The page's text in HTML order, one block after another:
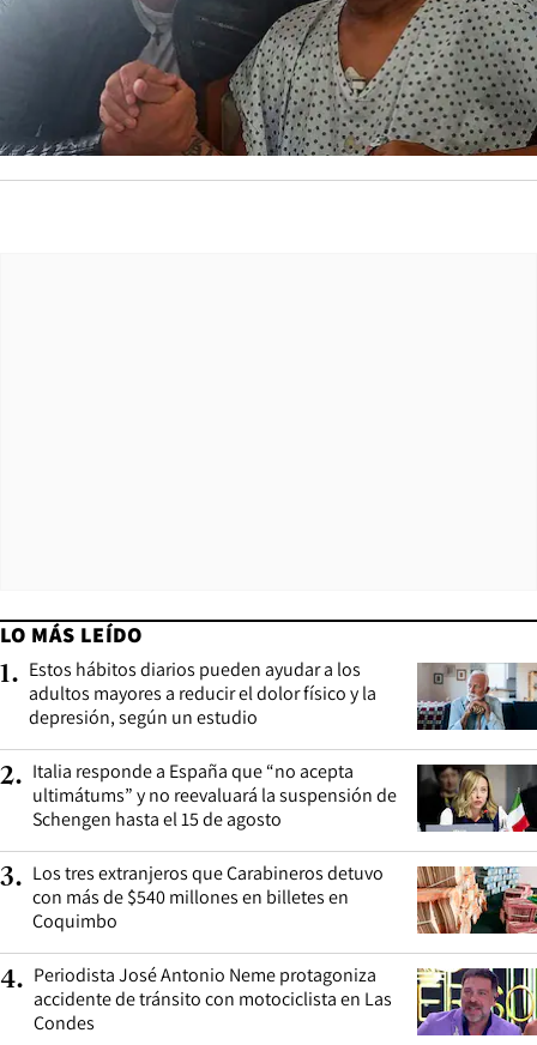
LO MÁS LEÍDO
1. Estos hábitos diarios pueden ayudar a los
adultos mayores a reducir el dolor físico y la
depresión, según un estudio
2. Italia responde a España que “no acepta
ultimátums” y no reevaluará la suspensión de
Schengen hasta el 15 de agosto
3. Los tres extranjeros que Carabineros detuvo
con más de $540 millones en billetes en
Coquimbo
4. Periodista José Antonio Neme protagoniza
accidente de tránsito con motociclista en Las
Condes